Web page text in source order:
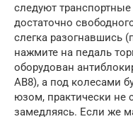
следуют
достаточно
слегка разогнавшись
нажмите на педаль
оборудован
АВ8), а под колесами
юзом, практически не
замедляясь. Если же